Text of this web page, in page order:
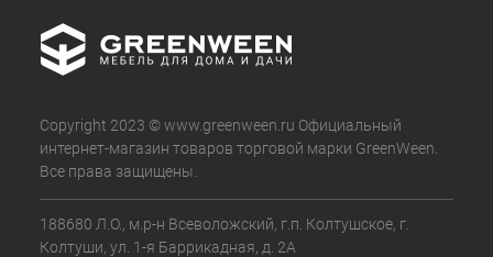
Copyright 2023 © www.greenween.ru Официальный
интернет-магазин товаров торговой марки GreenWeen.
Все права защищены.
188680 Л.О., м.р-н Всеволожский, г.п. Колтушское, г.
Колтуши, ул. 1-я Баррикадная, д. 2А